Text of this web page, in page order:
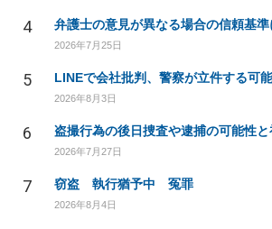
4
2026年7月25日
5 LINEで会社批判、警察が立件する可
2026年8月3日
6 盗撮行為の後日捜査や逮捕の可能性
2026年7月27日
7 窃盗 執行猶予中 冤罪
2026年8月4日